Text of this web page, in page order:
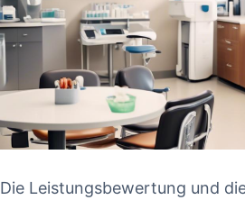
Die Leistungsbewertung und